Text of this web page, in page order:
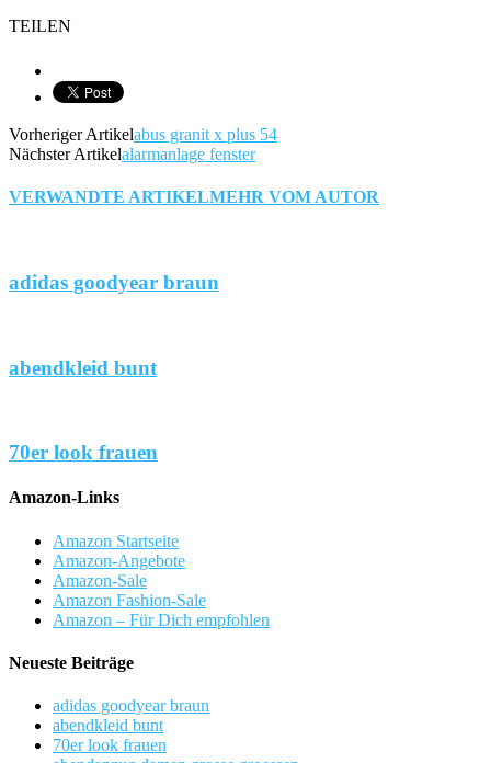
TEILEN
Vorheriger Artikelabus granit x plus 54
Nächster Artikelalarmanlage fenster
VERWANDTE ARTIKELMEHR VOM AUTOR
adidas goodyear braun
abendkleid bunt
70er look frauen
Amazon-Links
Amazon Startseite
Amazon-Angebote
Amazon-Sale
Amazon Fashion-Sale
Amazon – Für Dich empfohlen
Neueste Beiträge
adidas goodyear braun
abendkleid bunt
70er look frauen